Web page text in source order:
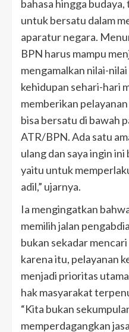
bahasa hingga
untuk bersatu dalam
aparatur negara.
BPN harus mampu
mengamalkan nilai-
kehidupan sehari-hari
memberikan
bisa bersatu di bawah
ATR/BPN. Ada satu
ulang dan saya ingin
yaitu untuk
adil,” ujarnya.
Ia mengingatkan
memilih jalan
bukan sekadar
karena itu, pelayanan
menjadi prioritas
hak masyarakat
“Kita bukan
memperdagangkan